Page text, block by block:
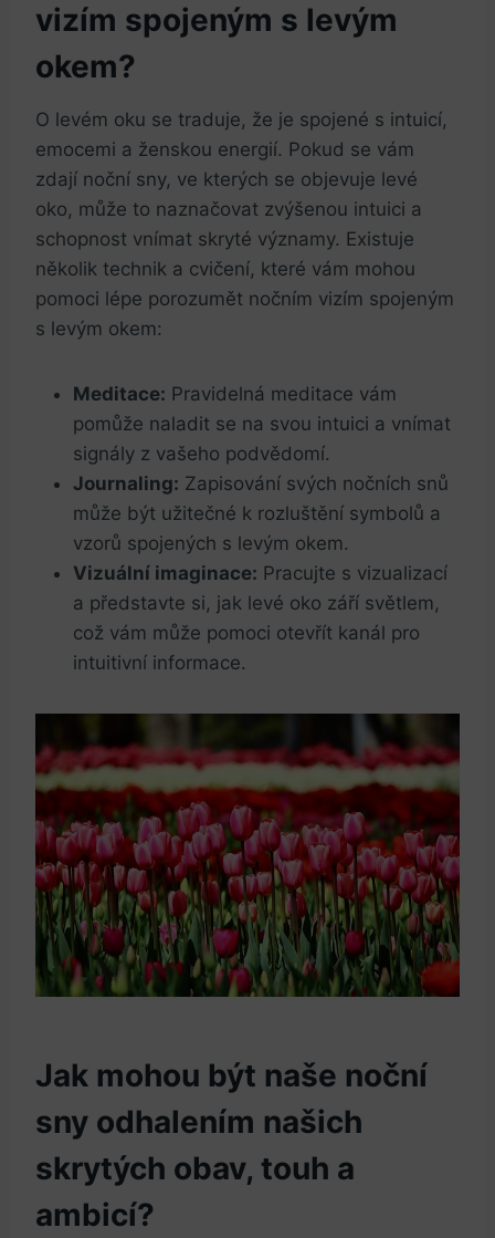
vizím spojeným s levým
okem?
O levém oku se traduje, že je spojené s intuicí,
emocemi a ženskou energií. Pokud se vám
zdají noční sny, ve kterých se objevuje levé
oko, může to naznačovat zvýšenou intuici a
schopnost vnímat skryté významy. Existuje
několik technik a cvičení, které vám mohou
pomoci lépe porozumět nočním vizím spojeným
s levým okem:
Meditace: Pravidelná meditace vám
pomůže naladit se na svou intuici a vnímat
signály z vašeho podvědomí.
Journaling: Zapisování svých nočních snů
může být užitečné k rozluštění symbolů a
vzorů spojených s levým okem.
Vizuální imaginace: Pracujte s vizualizací
a představte si, jak levé oko září světlem,
což vám může pomoci otevřít kanál pro
intuitivní informace.
Jak mohou být naše noční
sny odhalením našich
skrytých obav, touh a
ambicí?